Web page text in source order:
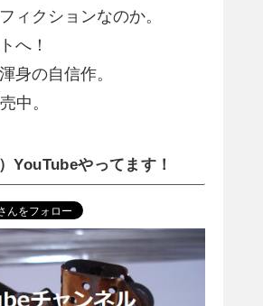
ィクションなのか。
へ！
身の自信作。
中。
YouTubeやってます！